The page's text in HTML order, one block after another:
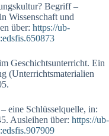
Begriff –
Wissenschaft und
über: https://ub-
Geschichtsunterricht. Ein
(Unterrichtsmaterialien
eine Schlüsselquelle, in:
Ausleihen über: https://ub-